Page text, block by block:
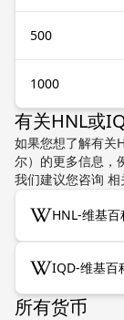
500
1000
有关HNL或
如果您想了解有关
尔）的更多信息，
我们建议您咨询 相
HNL-维基
IQD-维基百
所有货币